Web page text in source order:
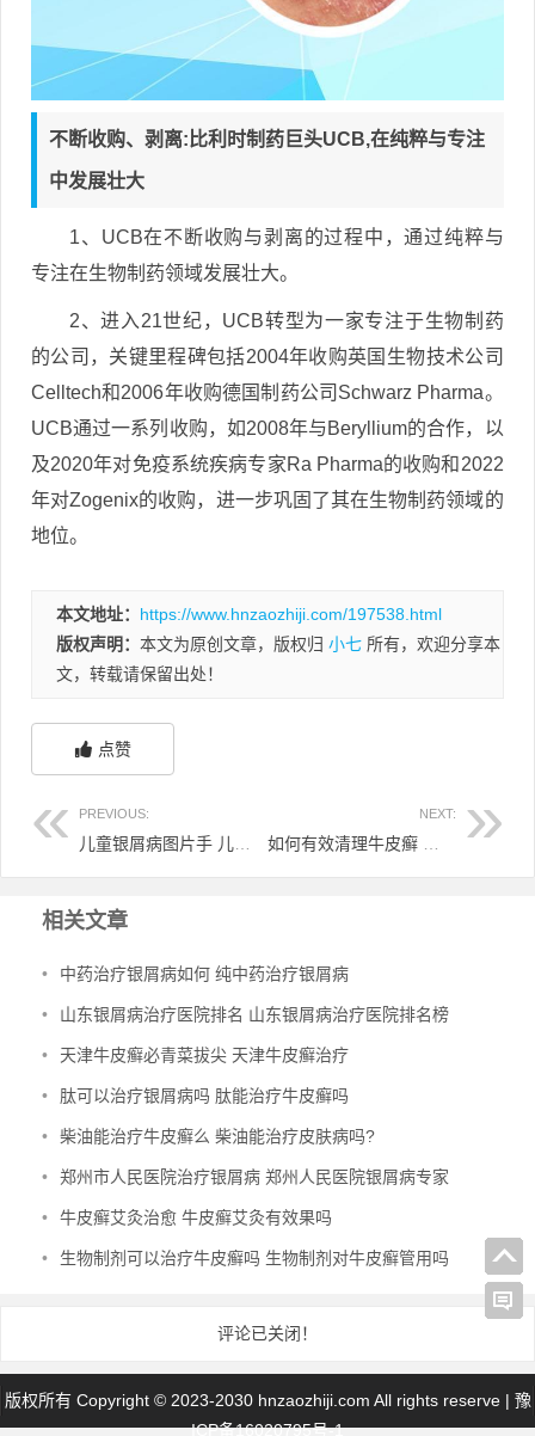
不断收购、剥离:比利时制药巨头UCB,在纯粹与专注
中发展壮大
1、UCB在不断收购与剥离的过程中，通过纯粹与
专注在生物制药领域发展壮大。
2、进入21世纪，UCB转型为一家专注于生物制药
的公司，关键里程碑包括2004年收购英国生物技术公司
Celltech和2006年收购德国制药公司Schwarz Pharma。
UCB通过一系列收购，如2008年与Beryllium的合作，以
及2020年对免疫系统疾病专家Ra Pharma的收购和2022
年对Zogenix的收购，进一步巩固了其在生物制药领域的
地位。
本文地址： https://www.hnzaozhiji.com/197538.html
版权声明： 本文为原创文章，版权归 小七 所有，欢迎分享本
文，转载请保留出处！
点赞
PREVIOUS: NEXT:
相关文章
• 中药治疗银屑病如何 纯中药治疗银屑病
• 山东银屑病治疗医院排名 山东银屑病治疗医院排名榜
• 天津牛皮癣必青菜拔尖 天津牛皮癣治疗
• 肽可以治疗银屑病吗 肽能治疗牛皮癣吗
• 柴油能治疗牛皮癣么 柴油能治疗皮肤病吗?
• 郑州市人民医院治疗银屑病 郑州人民医院银屑病专家
• 牛皮癣艾灸治愈 牛皮癣艾灸有效果吗
• 生物制剂可以治疗牛皮癣吗 生物制剂对牛皮癣管用吗
评论已关闭！
版权所有 Copyright © 2023-2030 hnzaozhiji.com All rights reserve | 豫
ICP备16020795号-1